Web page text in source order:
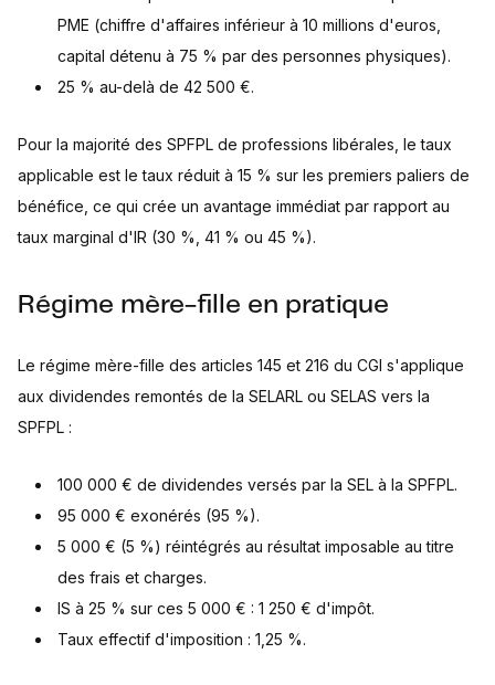
PME (chiffre d'affaires inférieur à 10 millions d'euros,
capital détenu à 75 % par des personnes physiques).
25 % au-delà de 42 500 €.
Pour la majorité des SPFPL de professions libérales, le taux
applicable est le taux réduit à 15 % sur les premiers paliers de
bénéfice, ce qui crée un avantage immédiat par rapport au
taux marginal d'IR (30 %, 41 % ou 45 %).
Régime mère-fille en pratique
Le régime mère-fille des articles 145 et 216 du CGI s'applique
aux dividendes remontés de la SELARL ou SELAS vers la
SPFPL :
100 000 € de dividendes versés par la SEL à la SPFPL.
95 000 € exonérés (95 %).
5 000 € (5 %) réintégrés au résultat imposable au titre
des frais et charges.
IS à 25 % sur ces 5 000 € : 1 250 € d'impôt.
Taux effectif d'imposition : 1,25 %.